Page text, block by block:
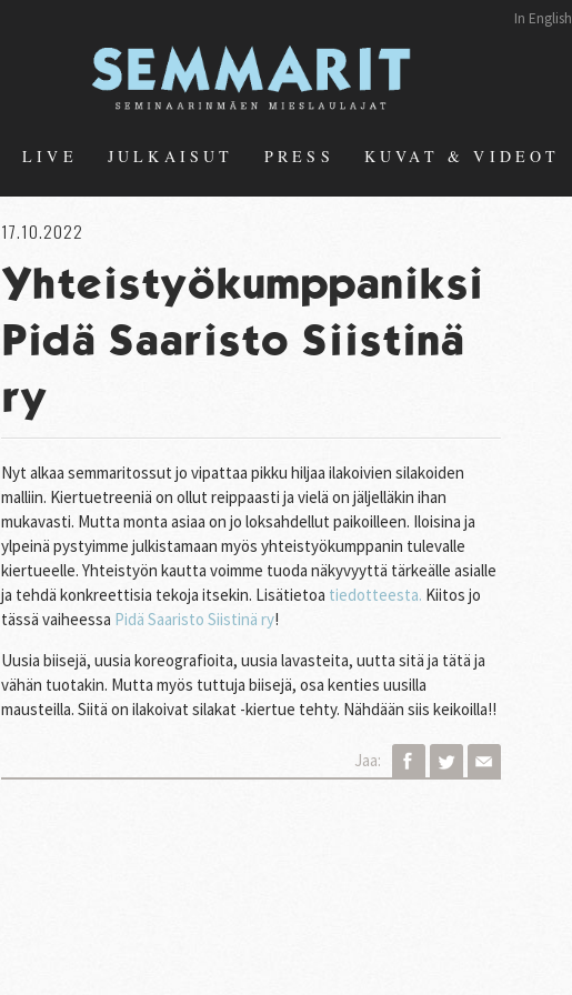
In English
LIVE JULKAISUT PRESS KUVAT & VIDEOT
17.10.2022
Yhteistyökumppaniksi
Pidä Saaristo Siistinä
ry
Nyt alkaa semmaritossut jo vipattaa pikku hiljaa ilakoivien silakoiden
malliin. Kiertuetreeniä on ollut reippaasti ja vielä on jäljelläkin ihan
mukavasti. Mutta monta asiaa on jo loksahdellut paikoilleen. Iloisina ja
ylpeinä pystyimme julkistamaan myös yhteistyökumppanin tulevalle
kiertueelle. Yhteistyön kautta voimme tuoda näkyvyyttä tärkeälle asialle
ja tehdä konkreettisia tekoja itsekin. Lisätietoa tiedotteesta. Kiitos jo
tässä vaiheessa Pidä Saaristo Siistinä ry!
Uusia biisejä, uusia koreografioita, uusia lavasteita, uutta sitä ja tätä ja
vähän tuotakin. Mutta myös tuttuja biisejä, osa kenties uusilla
mausteilla. Siitä on ilakoivat silakat -kiertue tehty. Nähdään siis keikoilla!!
Jaa: